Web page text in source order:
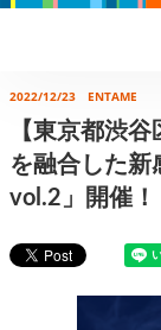
2022/12/23 ENTAME
【東京都渋
を融合した新
vol.2」開催！